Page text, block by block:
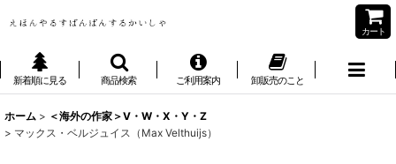
カート
新着順に見る 商品検索 ご利用案内 卸販売のこと
ホーム > ＜海外の作家＞V・W・X・Y・Z
> マックス・ベルジュイス（Max Velthuijs）